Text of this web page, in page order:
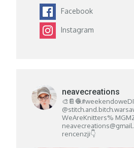
Facebook
Instagram
neavecreations
WeAreKnitters%
rencenzji👇